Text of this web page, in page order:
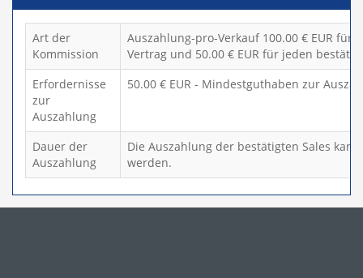
Art der
Kommission
Auszahlung-pro-Verkauf 100.00 € EUR für
Vertrag und 50.00 € EUR für jeden
Erfordernisse
zur
Auszahlung
50.00 € EUR - Mindestguthaben zur
Dauer der
Auszahlung
Die Auszahlung der bestätigten Sales
werden.